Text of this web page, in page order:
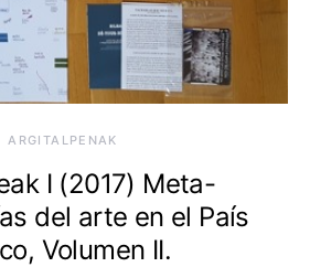
ARGITALPENAK
I (2017) Meta-
del arte en el País
Volumen II.